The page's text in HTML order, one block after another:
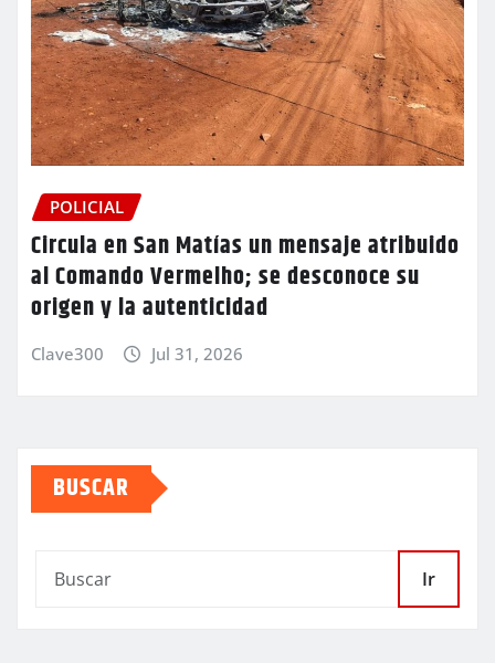
POLICIAL
Circula en San Matías un mensaje atribuido
al Comando Vermelho; se desconoce su
origen y la autenticidad
Clave300 Jul 31, 2026
BUSCAR
Ir